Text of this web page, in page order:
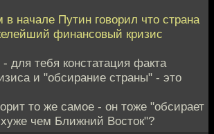
начале Путин говорил что страна
финансовый кризис
для тебя констатация факта
и "обсирание страны" - это
то же самое - он тоже "обсирает
чем Ближний Восток"?